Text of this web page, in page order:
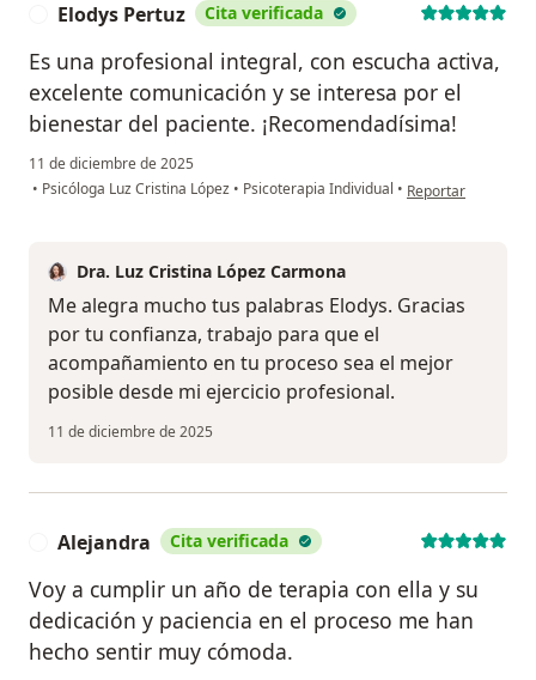
Elodys Pertuz Cita verificada
Es una profesional integral, con escucha activa,
excelente comunicación y se interesa por el
bienestar del paciente. ¡Recomendadísima!
11 de diciembre de 2025
• Psicóloga Luz Cristina López • Psicoterapia Individual • en opinión del
Reportar
Dra. Luz Cristina López Carmona
Me alegra mucho tus palabras Elodys. Gracias
por tu confianza, trabajo para que el
acompañamiento en tu proceso sea el mejor
posible desde mi ejercicio profesional.
11 de diciembre de 2025
Alejandra Cita verificada
Voy a cumplir un año de terapia con ella y su
dedicación y paciencia en el proceso me han
hecho sentir muy cómoda.